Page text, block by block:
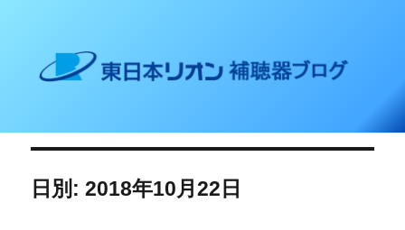
東日本リオン 補聴器ブログ
日別: 2018年10月22日